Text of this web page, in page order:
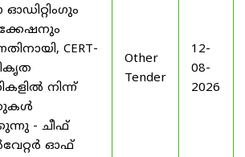
CERT-
നിന്ന്
- ചീഫ്
ഓഫ്
Other
Tender
12-
08-
2026